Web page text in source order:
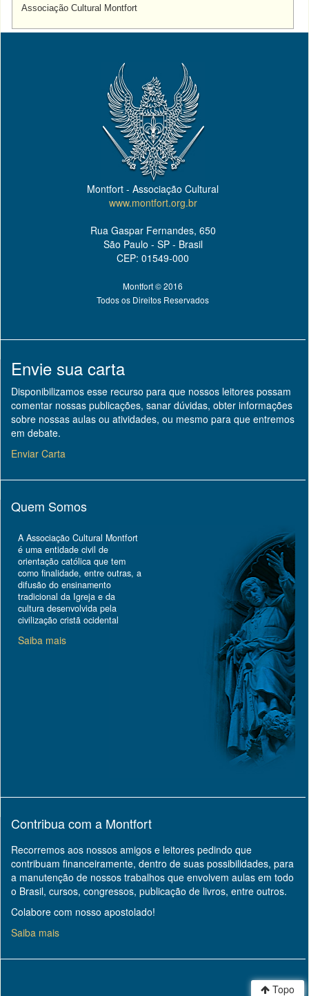
Associação Cultural Montfort
Topo
Montfort - Associação Cultural
www.montfort.org.br
Rua Gaspar Fernandes, 650
São Paulo - SP - Brasil
CEP: 01549-000
Montfort © 2016
Todos os Direitos Reservados
Envie sua carta
Disponibilizamos esse recurso para que nossos leitores possam
comentar nossas publicações, sanar dúvidas, obter informações
sobre nossas aulas ou atividades, ou mesmo para que entremos
em debate.
Enviar Carta
Quem Somos
A Associação Cultural Montfort
é uma entidade civil de
orientação católica que tem
como finalidade, entre outras, a
difusão do ensinamento
tradicional da Igreja e da
cultura desenvolvida pela
civilização cristã ocidental
Saiba mais
Contribua com a Montfort
Recorremos aos nossos amigos e leitores pedindo que
contribuam financeiramente, dentro de suas possibilidades, para
a manutenção de nossos trabalhos que envolvem aulas em todo
o Brasil, cursos, congressos, publicação de livros, entre outros.
Colabore com nosso apostolado!
Saiba mais